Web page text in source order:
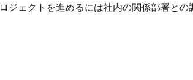
ジェクトを進めるには社内の関係部署と